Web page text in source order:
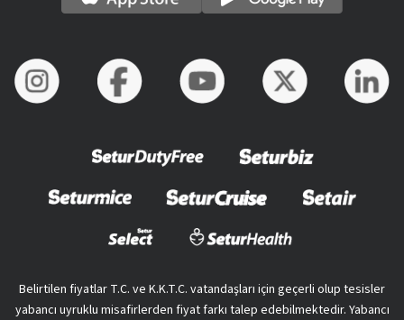
Belirtilen fiyatlar T.C. ve K.K.T.C. vatandaşları için geçerli olup tesisler
yabancı uyruklu misafirlerden fiyat farkı talep edebilmektedir. Yabancı